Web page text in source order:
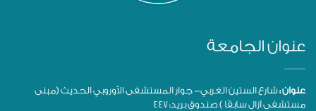
عنوان الجامعة
عنوان :شارع الستين الغربي- جوار المستشفى الأوروبي الحديث (مبنى
مستشفى آزال سابقًا ) صندوق بريد: 447